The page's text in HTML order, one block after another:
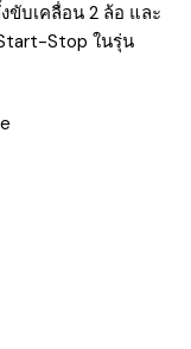
ขับเคลื่อน 2 ล้อ และ
Stop ในรุ่น